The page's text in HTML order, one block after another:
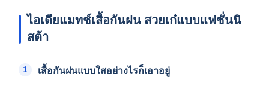
ไอเดียแมทช์เสื้อกันฝน สวยเก๋แบบแฟชั่นนิ
สต้า
เสื้อกันฝนแบบใสอย่างไรก็เอาอยู่